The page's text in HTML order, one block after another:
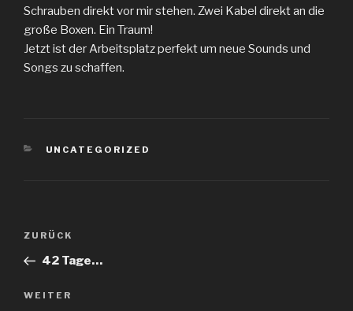
Schrauben direkt vor mir stehen. Zwei Kabel direkt an die
große Boxen. Ein Traum!
Jetzt ist der Arbeitsplatz perfekt um neue Sounds und
Songs zu schaffen.
KATEGORIEN
UNCATEGORIZED
Beitragsnavigation
Vorheriger
Beitrag
ZURÜCK
42 Tage…
Nächster
WEITER